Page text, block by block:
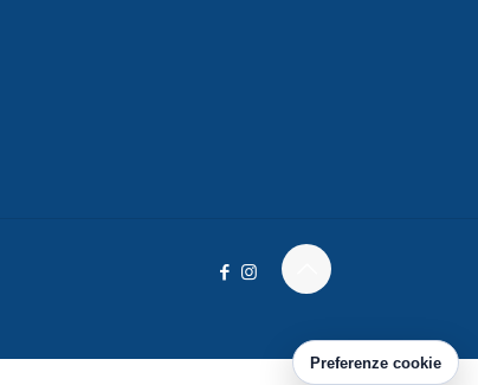
Preferenze cookie